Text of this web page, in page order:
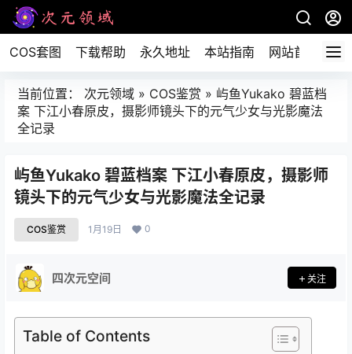
COS套图 下载帮助 永久地址 本站指南 网站首页
当前位置： 次元领域 » COS鉴赏 » 屿鱼Yukako 碧蓝档
案 下江小春原皮，摄影师镜头下的元气少女与光影魔法
全记录
屿鱼Yukako 碧蓝档案 下江小春原皮，摄影师
镜头下的元气少女与光影魔法全记录
COS鉴赏 1月19日 0
四次元空间 关注
Table of Contents